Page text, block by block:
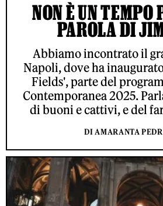
NON È UN TEMPO
PAROLA DI
Abbiamo incontrato il
Napoli, dove ha
Fields', parte del
Contemporanea 2025.
di buoni e cattivi, e del
DI AMARANTA